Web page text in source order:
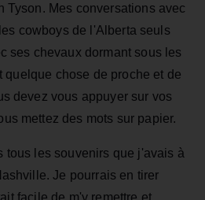
Tyson. Mes conversations avec
cowboys de l'Alberta seuls
ses chevaux dormant sous les
quelque chose de proche et de
devez vous appuyer sur vos
mettez des mots sur papier.
tous les souvenirs que j'avais à
Je pourrais en tirer